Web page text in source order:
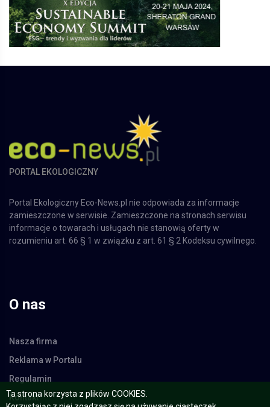
PORTAL EKOLOGICZNY
zamieszczone w serwisie. Zamieszczone na stronach serwisu
informacje o towarach i usługach nie stanowią oferty w
rozumieniu art. 66 § 1 w związku z art. 61 § 2 Kodeksu cywilnego.
O nas
Kontakt
Ta strona korzysta z plików COOKIES.